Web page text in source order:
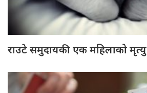
राउटे समुदायकी एक महिलाको मृत्यु